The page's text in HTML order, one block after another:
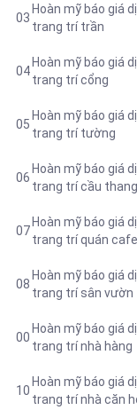
03
Hoàn mỹ báo giá
trang trí trần
04
Hoàn mỹ báo giá
trang trí cổng
05
Hoàn mỹ báo giá
trang trí tường
06
Hoàn mỹ báo giá
trang trí cầu thang
07
Hoàn mỹ báo giá
trang trí quán cafe
08
Hoàn mỹ báo giá
trang trí sân vườn
00
Hoàn mỹ báo giá
trang trí nhà hàng
10
Hoàn mỹ báo giá
trang trí nhà căn